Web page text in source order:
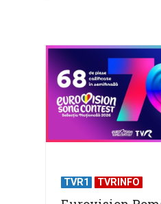
TVR1 TVRINFO